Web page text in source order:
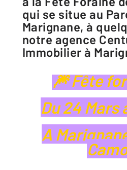
qui se situe au
Marignane, à
notre agence
Immobilier à
🎆 Fête
Du 24 Mars
A